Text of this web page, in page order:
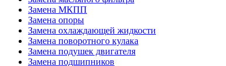
Замена МКПП
Замена опоры
Замена охлаждающей жидкости
Замена поворотного кулака
Замена подушек двигателя
Замена подшипников